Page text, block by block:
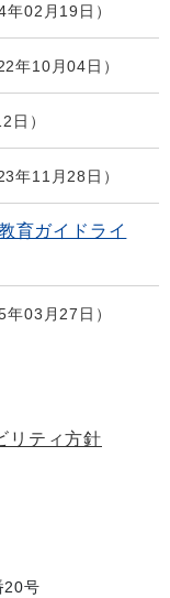
年02月19日
年10月04日
日
年11月28日
育ガイドライ
年03月27日
リティ方針
20号